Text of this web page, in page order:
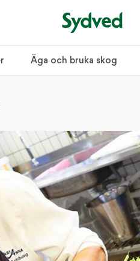
Äga och bruka skog